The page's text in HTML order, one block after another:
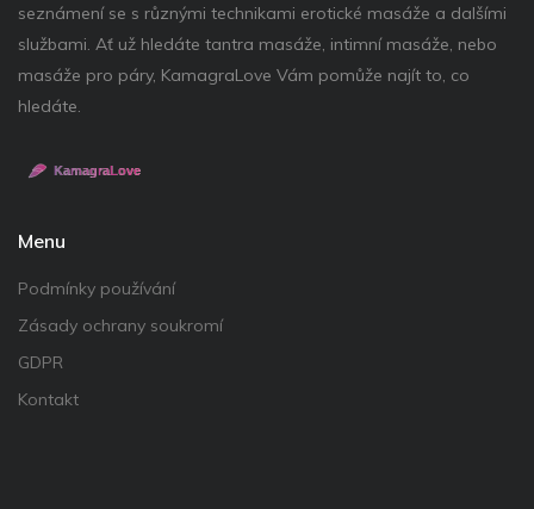
seznámení se s různými technikami erotické masáže a dalšími
službami. Ať už hledáte tantra masáže, intimní masáže, nebo
masáže pro páry, KamagraLove Vám pomůže najít to, co
hledáte.
Menu
Podmínky používání
Zásady ochrany soukromí
GDPR
Kontakt